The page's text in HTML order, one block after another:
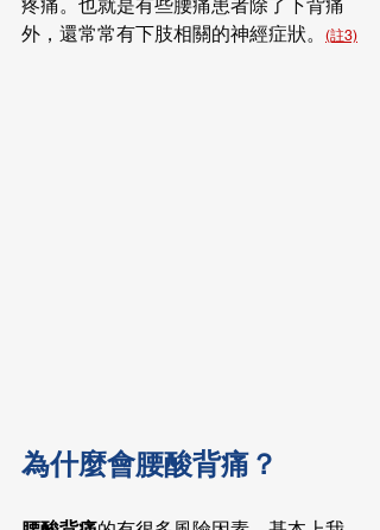
疼痛。也就是有些腰痛患者除了下背痛
外，還常常有下肢相關的神經症狀。
(註3)
為什麼會腰酸背痛？